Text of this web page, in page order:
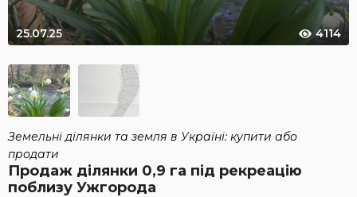
25.07.25 4114
Земельні ділянки та земля в Україні: купити або
продати
Продаж ділянки 0,9 га під рекреацію
поблизу Ужгорода